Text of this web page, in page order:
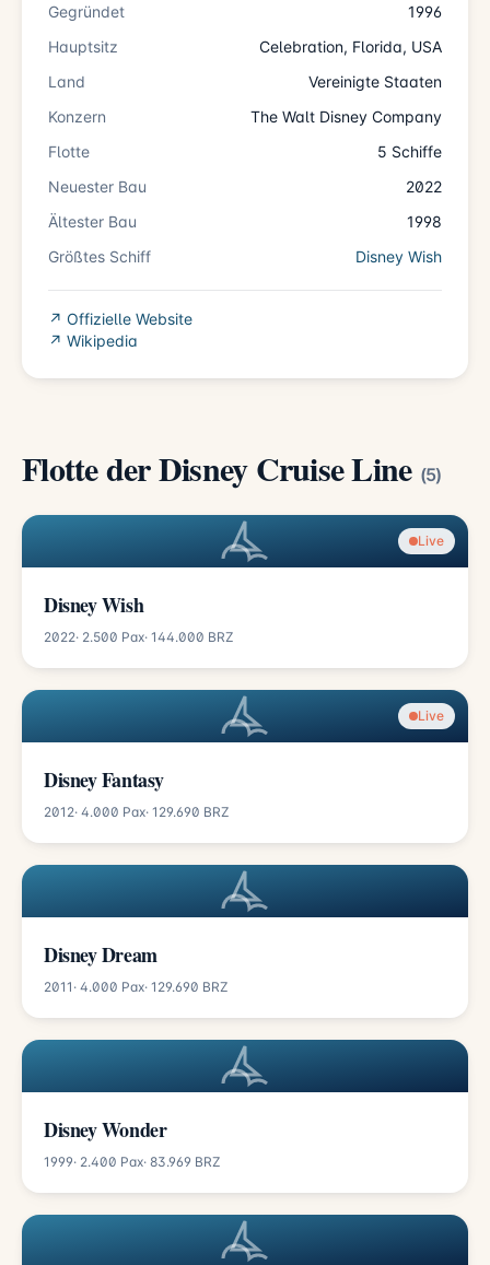
Gegründet
1996
Hauptsitz
Celebration, Florida, USA
Land
Vereinigte Staaten
Konzern
The Walt Disney Company
Flotte
5 Schiffe
Neuester Bau
2022
Ältester Bau
1998
Größtes Schiff
Disney Wish
↗ Offizielle Website
↗ Wikipedia
Flotte der Disney Cruise Line (5)
Live
Disney Wish
2022· 2.500 Pax· 144.000 BRZ
Live
Disney Fantasy
2012· 4.000 Pax· 129.690 BRZ
Disney Dream
2011 · 4.000 Pax· 129.690 BRZ
Disney Wonder
1999· 2.400 Pax· 83.969 BRZ